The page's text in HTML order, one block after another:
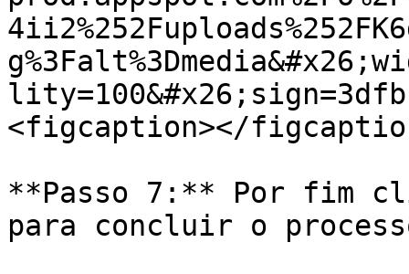
<figcaption></
**Passo 7:** Por fim
para concluir o